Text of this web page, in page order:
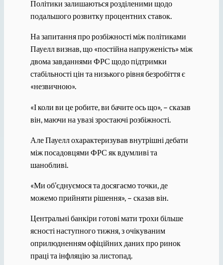
Політики залишаються розділеними щодо
подальшого розвитку процентних ставок.
На запитання про розбіжності між політиками
Пауелл визнав, що «постійна напруженість» між
двома завданнями ФРС щодо підтримки
стабільності цін та низького рівня безробіття є
«незвичною».
«І коли ви це робите, ви бачите ось що», – сказав
він, маючи на увазі зростаючі розбіжності.
Але Пауелл охарактеризував внутрішні дебати
між посадовцями ФРС як вдумливі та
шанобливі.
«Ми об’єднуємося та досягаємо точки, де
можемо прийняти рішення», – сказав він.
Центральні банкіри готові мати трохи більше
ясності наступного тижня, з очікуваним
оприлюдненням офіційних даних про ринок
праці та інфляцію за листопад.